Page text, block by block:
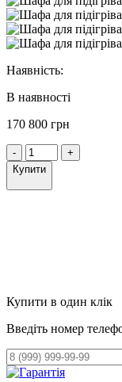
Наявність:
В наявності
170 800 грн
-
+
Купити
Купити в один клік
Введіть номер